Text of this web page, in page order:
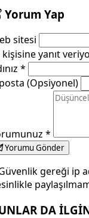
Yorum Yap
sitesi
kişisine yanıt
*
(Opsiyonel)
*
Yorumu Gönder
gereği ip
DA